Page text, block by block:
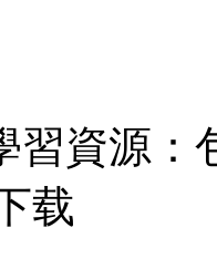
習資源
载